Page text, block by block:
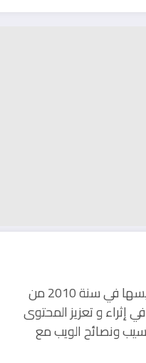
مدونة تقنية يوجد مقرها في المغرب, و قد تم تأسيسها في سنة 2010 من
و تعزيز المحتوى
ونصائح الويب مع